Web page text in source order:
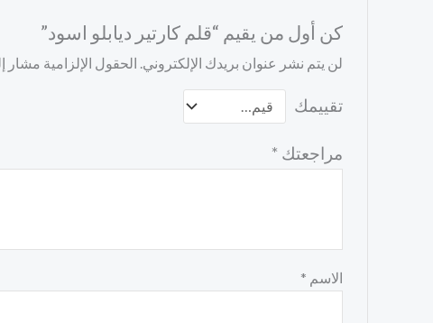
كن أول من يقيم “قلم كارتير ديابلو اسود”
لن يتم نشر عنوان بريدك الإلكتروني. الحقول الإلزامية مشار
تقييمك
مراجعتك *
الاسم *